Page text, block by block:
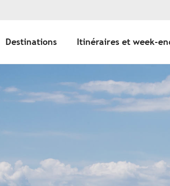
Destinations Itinéraires et week-